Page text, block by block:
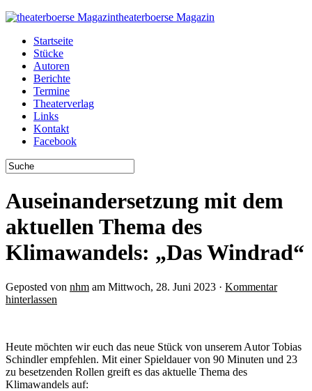
theaterboerse Magazin
Startseite
Stücke
Autoren
Berichte
Termine
Theaterverlag
Links
Kontakt
Facebook
Auseinandersetzung mit dem
aktuellen Thema des
Klimawandels: „Das Windrad“
Geposted von nhm am Mittwoch, 28. Juni 2023 · Kommentar
hinterlassen
Heute möchten wir euch das neue Stück von unserem Autor Tobias
Schindler empfehlen. Mit einer Spieldauer von 90 Minuten und 23
zu besetzenden Rollen greift es das aktuelle Thema des
Klimawandels auf: